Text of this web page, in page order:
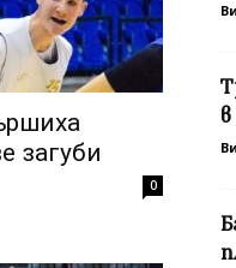
загуби
0